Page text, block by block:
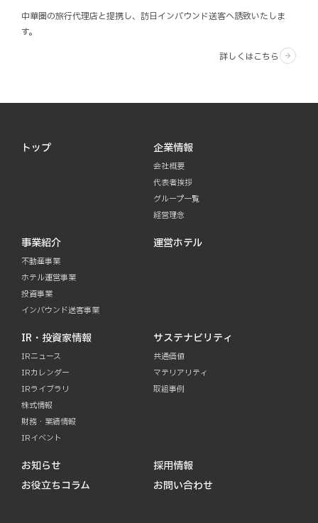
中華圏の旅行代理店と提携し、訪日インバウンド送客へ誘致いたしま
す。
詳しくはこちら
arrow_forward
トップ 企業情報
会社概要
代表者挨拶
グループ一覧
経営理念
事業紹介
不動産事業
ホテル運営事業
投資事業
インバウンド送客事業
運営ホテル
IR・投資家情報
IRニュース
IRカレンダー
IRライブラリ
株式情報
財務・業績情報
IRイベント
サステナビリティ
共通価値
マテリアリティ
取組事例
お知らせ
お役立ちコラム
採用情報
お問い合わせ